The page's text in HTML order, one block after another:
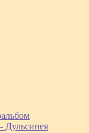
Дульсинея